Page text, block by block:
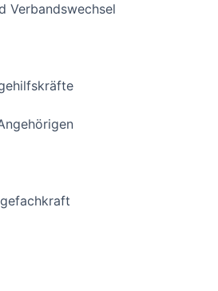
Verbandswechsel